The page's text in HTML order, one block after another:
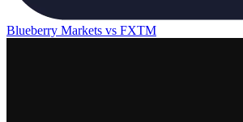
Blueberry Markets vs FXTM